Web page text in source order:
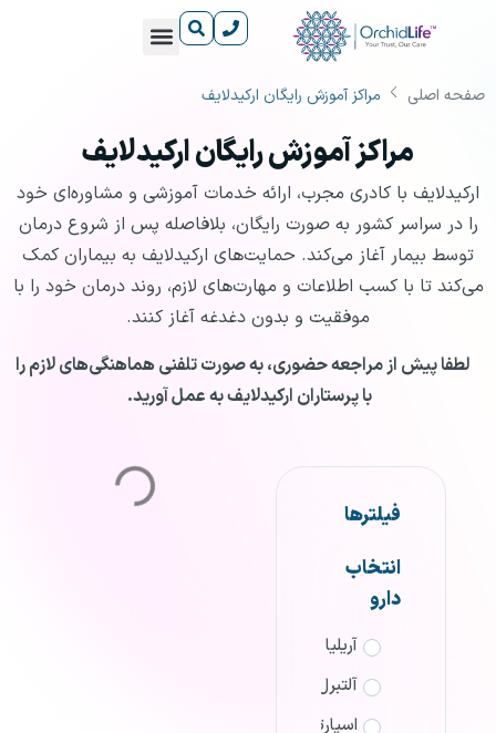
صفحه اصلی مراکز آموزش رایگان ارکیدلایف
مراکز آموزش رایگان ارکیدلایف
ارکیدلایف با کادری مجرب، ارائه خدمات آموزشی و مشاوره‌ای خود
را در سراسر کشور به صورت رایگان، بلافاصله پس از شروع درمان
توسط بیمار آغاز می‌کند. حمایت‌های ارکیدلایف به بیماران کمک
می‌کند تا با کسب اطلاعات و مهارت‌های لازم، روند درمان خود را با
موفقیت و بدون دغدغه آغاز کنند.
لطفا پیش از مراجعه حضوری، به صورت تلفنی هماهنگی‌های لازم را
با پرستاران ارکیدلایف به عمل آورید.
فیلترها
انتخاب
دارو
آریلیا
آلتبرل
اسپارتینا